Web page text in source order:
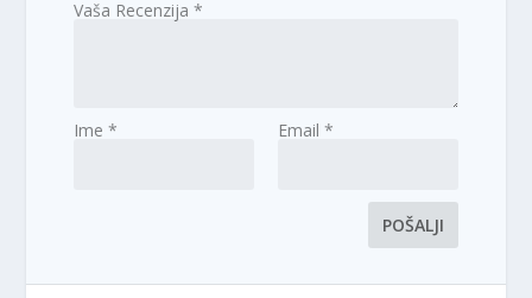
Vaša Recenzija*
Ime* Email *